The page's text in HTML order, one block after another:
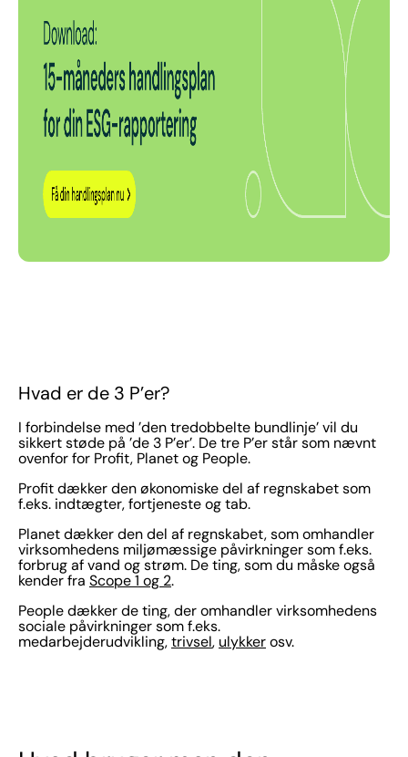
Hvad er de 3 P’er?
I forbindelse med ’den tredobbelte bundlinje’ vil du
sikkert støde på ’de 3 P’er’. De tre P’er står som nævnt
ovenfor for Profit, Planet og People.
Profit dækker den økonomiske del af regnskabet som
f.eks. indtægter, fortjeneste og tab.
Planet dækker den del af regnskabet, som omhandler
virksomhedens miljømæssige påvirkninger som f.eks.
forbrug af vand og strøm. De ting, som du måske også
kender fra Scope 1 og 2.
People dækker de ting, der omhandler virksomhedens
sociale påvirkninger som f.eks.
medarbejderudvikling, trivsel, ulykker osv.